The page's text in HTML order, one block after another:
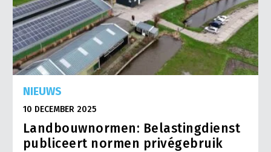
NIEUWS
10 DECEMBER 2025
Landbouwnormen: Belastingdienst
publiceert normen privégebruik